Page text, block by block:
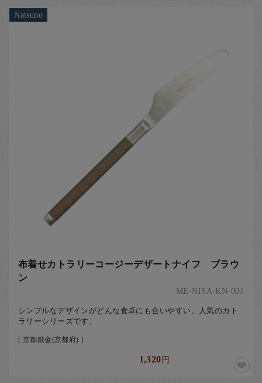
Natsuno
布着せカトラリーコージーデザートナイフ ブラウ
ン
ME-NISA-KN-001
シンプルなデザインがどんな食卓にも合いやすい、人気のカト
ラリーシリーズです。
[ 京都鍛金(京都府) ]
1,320円